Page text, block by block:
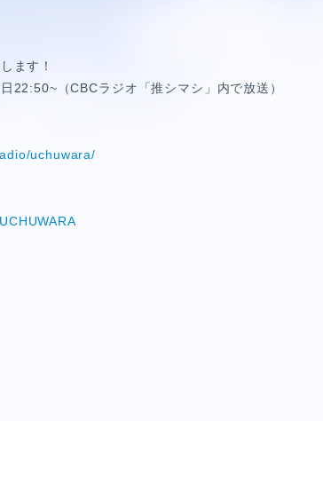
ます！
22:50~（CBCラジオ「推シマシ」内で放送）
uchuwara/